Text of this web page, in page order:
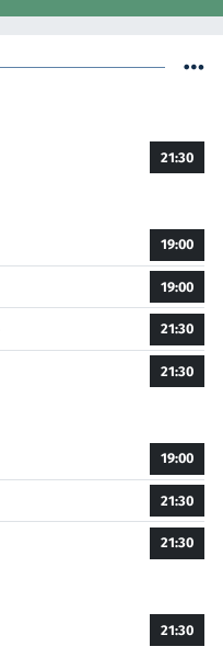
21:30
19:00
19:00
21:30
21:30
19:00
21:30
21:30
21:30